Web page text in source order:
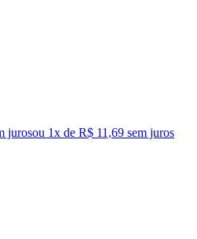
jurosou 1x de R$ 11,69 sem juros